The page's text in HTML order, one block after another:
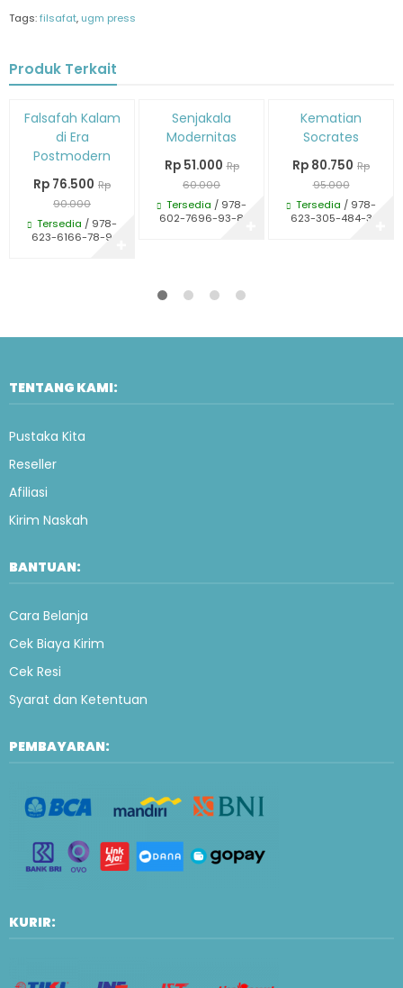
Tags:filsafat, ugm press
Produk Terkait
Diskon
15%
Falsafah Kalam
di Era
Postmodern
Rp 76.500 Rp
90.000
Tersedia / 978-
623-6166-78-9
DiskonSenjakala
Modernitas
Rp 51.000 Rp
60.000
Tersedia / 978-
602-7696-93-8
DiskonKematian
Socrates
Rp 80.750 Rp
95.000
Tersedia / 978-
623-305-484-3
TENTANG KAMI:
Pustaka Kita
Reseller
Afiliasi
Kirim Naskah
BANTUAN:
Cara Belanja
Cek Biaya Kirim
Cek Resi
Syarat dan Ketentuan
PEMBAYARAN:
KURIR: